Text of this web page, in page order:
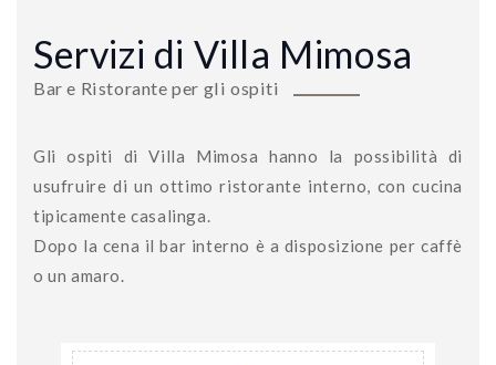
Servizi di Villa Mimosa
Bar e Ristorante per gli ospiti
Gli ospiti di Villa Mimosa hanno la possibilità di
usufruire di un ottimo ristorante interno, con cucina
tipicamente casalinga.
Dopo la cena il bar interno è a disposizione per caffè
o un amaro.